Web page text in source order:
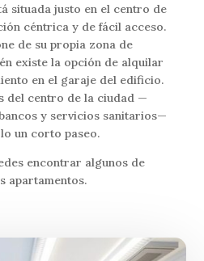
situada justo en el centro de
céntrica y de fácil acceso.
de su propia zona de
existe la opción de alquilar
en el garaje del edificio.
del centro de la ciudad —
y servicios sanitarios—
un corto paseo.
encontrar algunos de
apartamentos.